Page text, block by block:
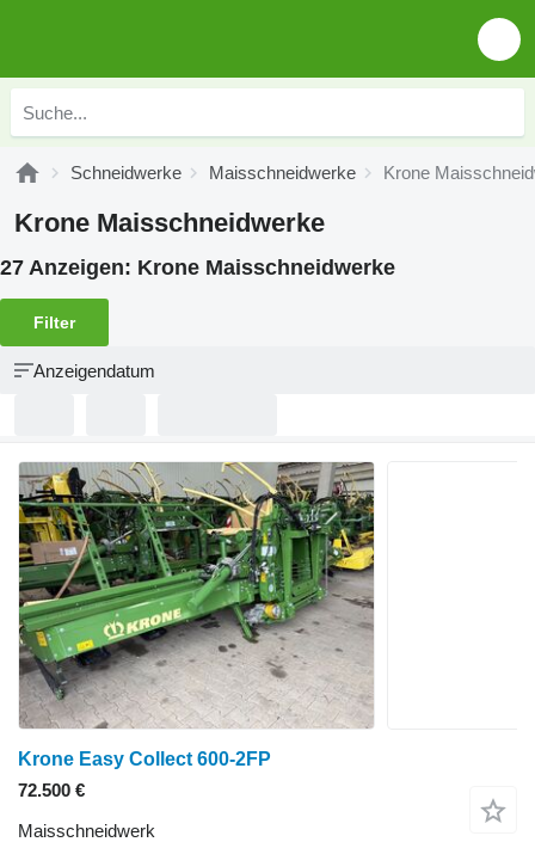
Schneidwerke Maisschneidwerke Krone
Krone Maisschneidwerke
27 Anzeigen: Krone Maisschneidwerke
Filter
Anzeigendatum
Krone Easy Collect 600-2FP
72.500 €
Maisschneidwerk